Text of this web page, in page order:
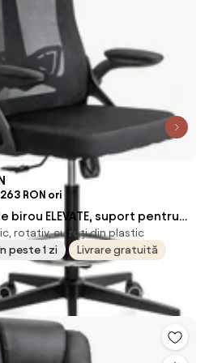
RON ori
birou ELEVATE, suport pentru
reglabil, Mesh, Negru
rotativ, cu roți din plastic
peste 1 zi
Livrare gratuită